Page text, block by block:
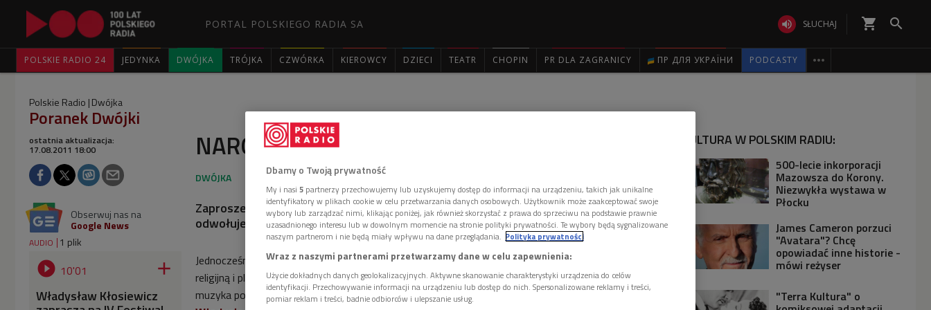
PORTAL POLSKIEGO RADIA SA  SŁUCHAJ shopping_cart 
POLSKIE RADIO 24 JEDYNKA DWÓJKA TRÓJKA CZWÓRKA KIEROWCY DZIECI TEATR CHOPIN PR DLA ZAGRANICY ПР ДЛЯ УКРАЇНИ PODCASTY 

Polskie Radio Dwójka
Poranek Dwójki
NAROL.ARTE im. Pana, Wójta i Plebana
ostatnia aktualizacja:
17.08.2011 18:00
Obserwuj nas na
Google News
Zaproszenie na IV Festiwal NAROL.ARTE im. Pana, Wójta i Plebana. Impreza
odwołuje się do wielonarodowej tradycji dawnej Galicji.
AUDIO 1 plik
 10'01 
Władysław Kłosiewicz
Jednocześnie wskazuje na trzy - przenikające się - źródła kultury: tradycję dworską,
religijną i plebejską. W tym roku w ramach festiwalu zaprezentowana zostanie dawna
muzyka polska - od średniowiecza do końca XVIII wieku. O NAROL.ARTE opowiadał
KULTURA W POLSKIM RADIU:
500-lecie inkorporacji
Mazowsza do Korony.
Niezwykła wystawa w
Płocku
James Cameron porzuci
"Avatara"? Chcę
opowiadać inne historie -
mówi reżyser
"Terra Kultura" o
Dbamy o Twoją prywatność
My i nasi 5 partnerzy przechowujemy lub uzyskujemy dostęp do informacji na urządzeniu, takich jak unikalne
identyfikatory w plikach cookie w celu przetwarzania danych osobowych. Użytkownik może zaakceptować swoje
wybory lub zarządzać nimi, klikając poniżej, jak również skorzystać z prawa do sprzeciwu na podstawie prawnie
uzasadnionego interesu lub w dowolnym momencie na stronie polityki prywatności. Te wybory będą sygnalizowane
naszym partnerom i nie będą miały wpływu na dane przeglądania. Polityka prywatności
Wraz z naszymi partnerami przetwarzamy dane w celu zapewnienia:
Użycie dokładnych danych geolokalizacyjnych. Aktywne skanowanie charakterystyki urządzenia do celów
identyfikacji. Przechowywanie informacji na urządzeniu lub dostęp do nich. Spersonalizowane reklamy i treści,
pomiar reklam i treści, badnie odbiorców i ulepszanie usług.